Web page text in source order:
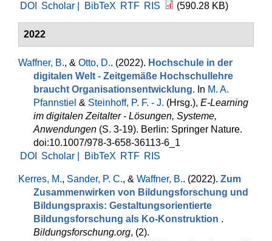
DOI
Scholar | BibTeX RTF RIS (590.28 KB)
2022
Waffner, B., & Otto, D.. (2022). Hochschule in der
digitalen Welt - Zeitgemäße Hochschullehre
braucht Organisationsentwicklung. In M. A.
Pfannstiel & Steinhoff, P. F. - J. (Hrsg.), E-Learning
im digitalen Zeitalter - Lösungen, Systeme,
Anwendungen (S. 3-19). Berlin: Springer Nature.
doi:10.1007/978-3-658-36113-6_1
DOI
Scholar | BibTeX RTF RIS
Kerres, M., Sander, P. C., & Waffner, B.. (2022). Zum
Zusammenwirken von Bildungsforschung und
Bildungspraxis: Gestaltungsorientierte
Bildungsforschung als Ko-Konstruktion .
Bildungsforschung.org, (2).